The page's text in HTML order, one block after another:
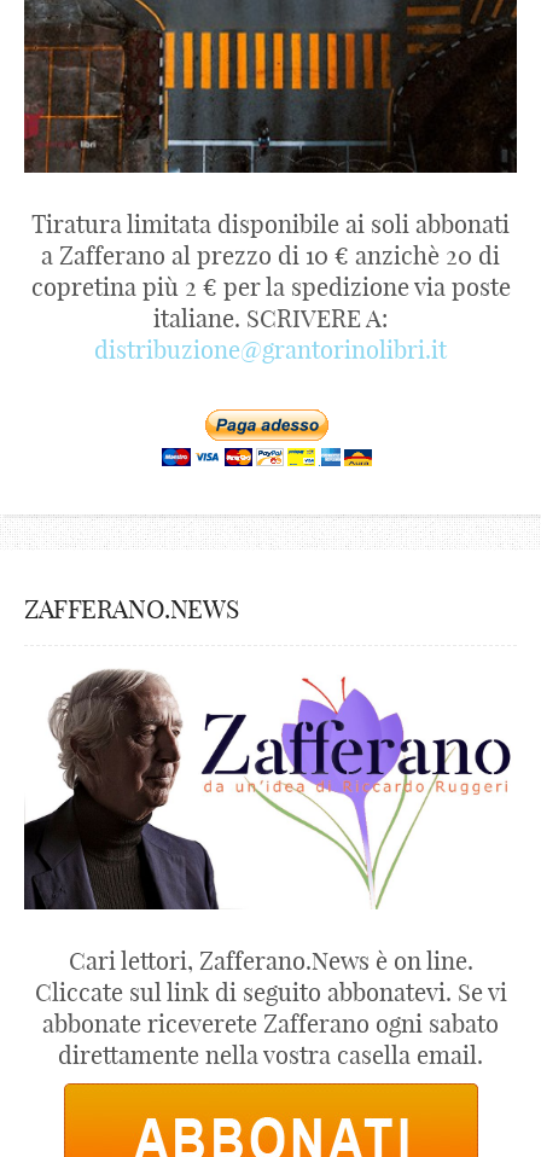
Tiratura limitata disponibile ai soli abbonati
a Zafferano al prezzo di 10 € anzichè 20 di
copretina più 2 € per la spedizione via poste
italiane. SCRIVERE A:
distribuzione@grantorinolibri.it
ZAFFERANO.NEWS
Cari lettori, Zafferano.News è on line.
Cliccate sul link di seguito abbonatevi. Se vi
abbonate riceverete Zafferano ogni sabato
direttamente nella vostra casella email.